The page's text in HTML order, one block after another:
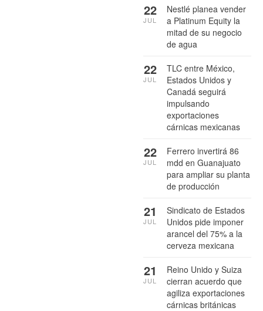
Nestlé planea vender
a Platinum Equity la
mitad de su negocio
de agua
22
JUL
TLC entre México,
Estados Unidos y
Canadá seguirá
impulsando
exportaciones
cárnicas mexicanas
22
JUL
Ferrero invertirá 86
mdd en Guanajuato
para ampliar su planta
de producción
22
JUL
Sindicato de Estados
Unidos pide imponer
arancel del 75% a la
cerveza mexicana
21
JUL
Reino Unido y Suiza
cierran acuerdo que
agiliza exportaciones
cárnicas británicas
21
JUL